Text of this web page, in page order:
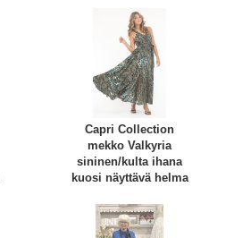
Capri Collection
mekko Valkyria
sininen/kulta ihana
kuosi näyttävä helma